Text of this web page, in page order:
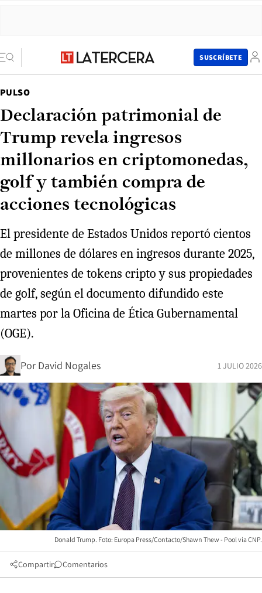
SUSCRÍBETE
PULSO
Declaración patrimonial de
Trump revela ingresos
millonarios en criptomonedas,
golf y también compra de
acciones tecnológicas
El presidente de Estados Unidos reportó cientos
de millones de dólares en ingresos durante 2025,
provenientes de tokens cripto y sus propiedades
de golf, según el documento difundido este
martes por la Oficina de Ética Gubernamental
(OGE).
Por David Nogales 1 JULIO 2026
Donald Trump. Foto: Europa Press/Contacto/Shawn Thew - Pool via CNP.
Compartir Comentarios